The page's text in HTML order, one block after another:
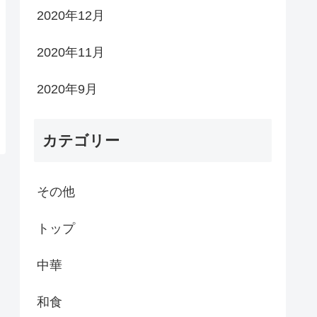
2020年12月
2020年11月
2020年9月
カテゴリー
その他
トップ
中華
和食